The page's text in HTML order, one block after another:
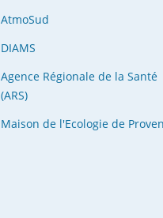
AtmoSud
DIAMS
Agence Régionale de la Santé
(ARS)
Maison de l'Ecologie de